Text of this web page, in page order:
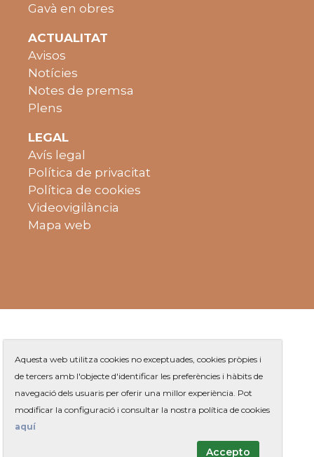
Gavà en obres
ACTUALITAT
Avisos
Notícies
Notes de premsa
Plens
LEGAL
Avís legal
Política de privacitat
Política de cookies
Videovigilància
Mapa web
Plaça de Jaume Balmes s/n
Aquesta web utilitza cookies no exceptuades, cookies pròpies i
de tercers amb l'objecte d'identificar les preferències i hàbits de
navegació dels usuaris per oferir una millor experiència. Pot
modificar la configuració i consultar la nostra política de cookies
aquí
Accepto